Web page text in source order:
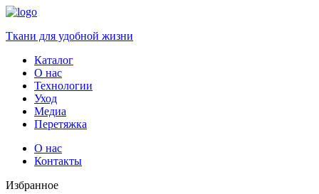
Ткани для удобной жизни
Каталог
О нас
Технологии
Уход
Медиа
Перетяжка
О нас
Контакты
Избранное